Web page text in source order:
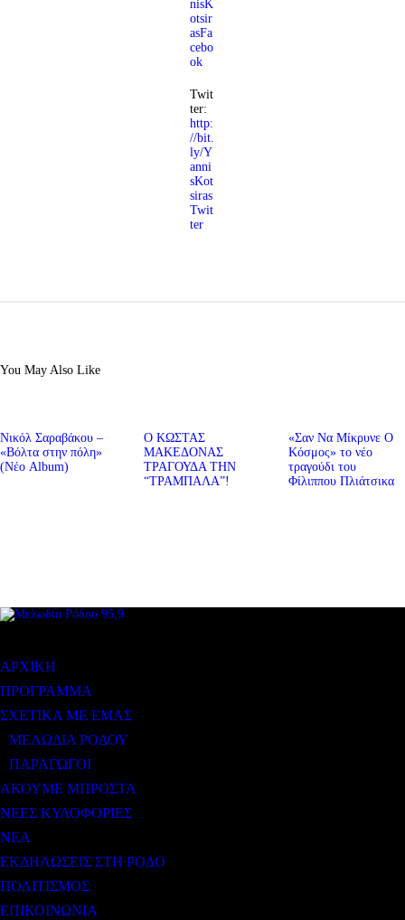
nisK
otsir
asFa
cebo
ok
Twit
ter:
http:
//bit.
ly/Y
anni
sKot
siras
Twit
ter
You May Also Like
Νικόλ Σαραβάκου –
«Βόλτα στην πόλη»
(Νέο Album)
Ο ΚΩΣΤΑΣ
ΜΑΚΕΔΟΝΑΣ
ΤΡΑΓΟΥΔΑ ΤΗΝ
“ΤΡΑΜΠΑΛΑ”!
«Σαν Να Μίκρυνε Ο
Κόσμος» το νέο
τραγούδι του
Φίλιππου Πλιάτσικα
ΜΕΝΟΥ
ΑΡΧΙΚΗ
ΠΡΟΓΡΑΜΜΑ
ΣΧΕΤΙΚΑ ΜΕ ΕΜΑΣ
ΜΕΛΩΔΙΑ ΡΟΔΟΥ
ΠΑΡΑΓΩΓΟΙ
ΑΚΟΥΜΕ ΜΠΡΟΣΤΑ
ΝΕΕΣ ΚΥΛΟΦΟΡΙΕΣ
ΝΕΑ
ΕΚΔΗΛΩΣΕΙΣ ΣΤΗ ΡΟΔΟ
ΠΟΛΙΤΙΣΜΟΣ
ΕΠΙΚΟΙΝΩΝΙΑ